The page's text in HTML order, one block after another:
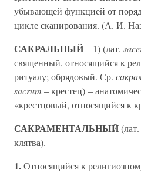
убывающей функцией от
цикле сканирования. (А. И.
САКРАЛЬНЫЙ– 1) (лат.
священный, относящийся к
ритуалу; обрядовый. Ср.
sacrum – крестец) –
«крестцовый, относящийся к
САКРАМЕНТАЛЬНЫЙ(лат.
клятва).
1.Относящийся к